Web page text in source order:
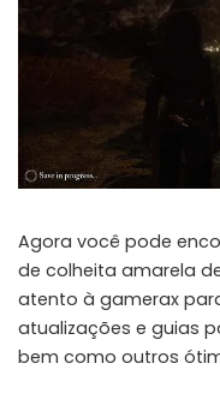
Agora você pode
de colheita amarela
atento à gamerax
atualizações e guias
bem como outros